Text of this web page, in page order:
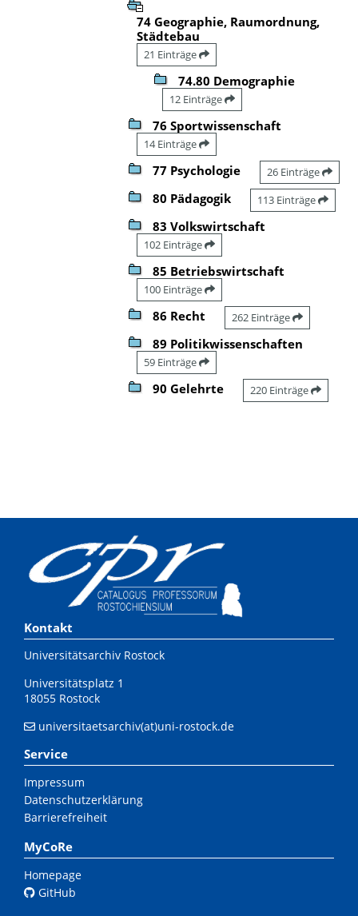
74 Geographie, Raumordnung,
Städtebau
21 Einträge
74.80 Demographie
12 Einträge
76 Sportwissenschaft
14 Einträge
77 Psychologie 26 Einträge
80 Pädagogik 113 Einträge
83 Volkswirtschaft
102 Einträge
85 Betriebswirtschaft
100 Einträge
86 Recht 262 Einträge
89 Politikwissenschaften
59 Einträge
90 Gelehrte 220 Einträge
Kontakt
Universitätsarchiv Rostock
Universitätsplatz 1
18055 Rostock
universitaetsarchiv(at)uni-rostock.de
Service
Impressum
Datenschutzerklärung
Barrierefreiheit
MyCoRe
Homepage
GitHub